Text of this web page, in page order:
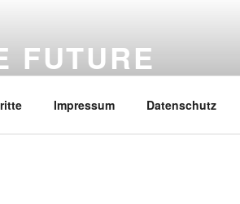
FUTURE
Impressum Datenschutz